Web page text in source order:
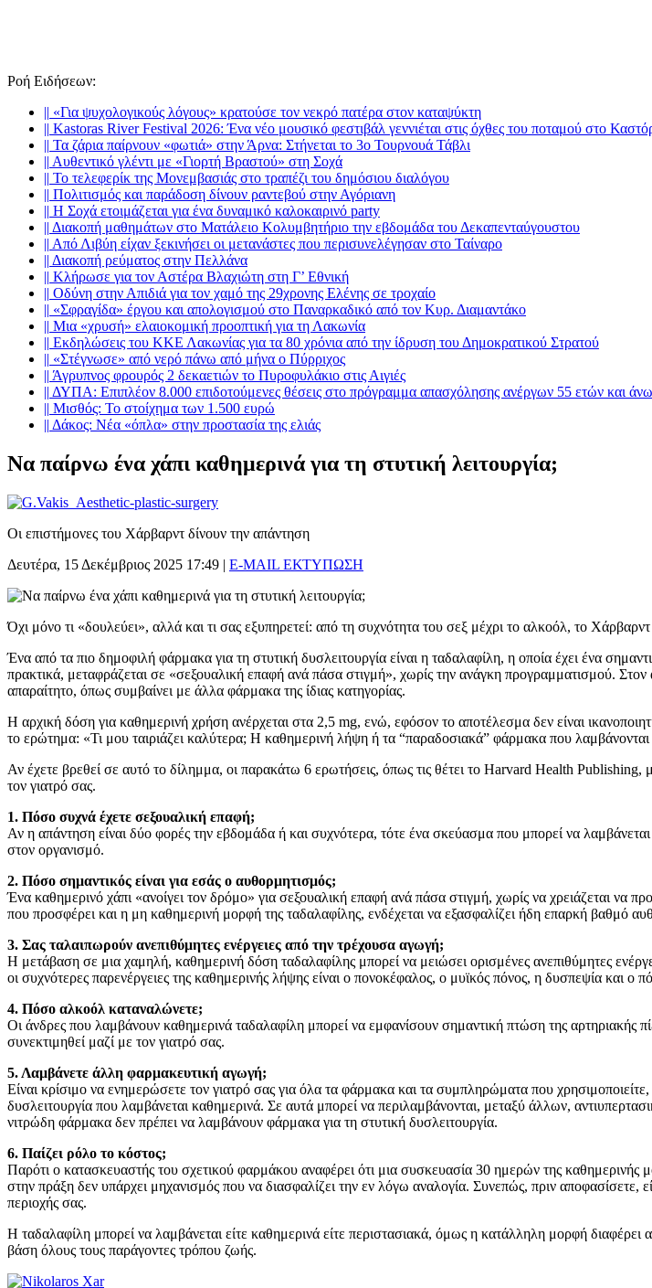
Ροή Ειδήσεων:
|| «Για ψυχολογικούς λόγους» κρατούσε τον νεκρό πατέρα στον καταψύκτη
|| Kastoras River Festival 2026: Ένα νέο μουσικό φεστιβάλ γεννιέται στις όχθες του ποταμού στο
|| Τα ζάρια παίρνουν «φωτιά» στην Άρνα: Στήνεται το 3ο Τουρνουά Τάβλι
|| Αυθεντικό γλέντι με «Γιορτή Βραστού» στη Σοχά
|| Το τελεφερίκ της Μονεμβασιάς στο τραπέζι του δημόσιου διαλόγου
|| Πολιτισμός και παράδοση δίνουν ραντεβού στην Αγόριανη
|| Η Σοχά ετοιμάζεται για ένα δυναμικό καλοκαιρινό party
|| Διακοπή μαθημάτων στο Ματάλειο Κολυμβητήριο την εβδομάδα του Δεκαπενταύγουστου
|| Από Λιβύη είχαν ξεκινήσει οι μετανάστες που περισυνελέγησαν στο Ταίναρο
|| Διακοπή ρεύματος στην Πελλάνα
|| Κλήρωσε για τον Αστέρα Βλαχιώτη στη Γ’ Εθνική
|| Οδύνη στην Απιδιά για τον χαμό της 29χρονης Ελένης σε τροχαίο
|| «Σφραγίδα» έργου και απολογισμού στο Παναρκαδικό από τον Κυρ. Διαμαντάκο
|| Μια «χρυσή» ελαιοκομική προοπτική για τη Λακωνία
|| Εκδηλώσεις του ΚΚΕ Λακωνίας για τα 80 χρόνια από την ίδρυση του Δημοκρατικού Στρατού
|| «Στέγνωσε» από νερό πάνω από μήνα ο Πύρριχος
|| Άγρυπνος φρουρός 2 δεκαετιών το Πυροφυλάκιο στις Αιγιές
|| ΔΥΠΑ: Επιπλέον 8.000 επιδοτούμενες θέσεις στο πρόγραμμα απασχόλησης ανέργων 55 ετών και άνω
|| Μισθός: Το στοίχημα των 1.500 ευρώ
|| Δάκος: Νέα «όπλα» στην προστασία της ελιάς
Να παίρνω ένα χάπι καθημερινά για τη στυτική λειτουργία;
Οι επιστήμονες του Χάρβαρντ δίνουν την απάντηση
Δευτέρα, 15 Δεκέμβριος 2025 17:49 | E-MAIL ΕΚΤΥΠΩΣΗ
Όχι μόνο τι «δουλεύει», αλλά και τι σας εξυπηρετεί: από τη συχνότητα του σεξ μέχρι το αλκοόλ, το Χάρβαρντ
Ένα από τα πιο δημοφιλή φάρμακα για τη στυτική δυσλειτουργία είναι η ταδαλαφίλη, η οποία έχει ένα
πρακτικά, μεταφράζεται σε «σεξουαλική επαφή ανά πάσα στιγμή», χωρίς την ανάγκη προγραμματισμού. Στον
απαραίτητο, όπως συμβαίνει με άλλα φάρμακα της ίδιας κατηγορίας.
Η αρχική δόση για καθημερινή χρήση ανέρχεται στα 2,5 mg, ενώ, εφόσον το αποτέλεσμα δεν είναι
το ερώτημα: «Τι μου ταιριάζει καλύτερα; Η καθημερινή λήψη ή τα “παραδοσιακά” φάρμακα που λαμβάνονται
Αν έχετε βρεθεί σε αυτό το δίλημμα, οι παρακάτω 6 ερωτήσεις, όπως τις θέτει το Harvard Health
τον γιατρό σας.
1. Πόσο συχνά έχετε σεξουαλική επαφή;
Αν η απάντηση είναι δύο φορές την εβδομάδα ή και συχνότερα, τότε ένα σκεύασμα που μπορεί να
στον οργανισμό.
2. Πόσο σημαντικός είναι για εσάς ο αυθορμητισμός;
Ένα καθημερινό χάπι «ανοίγει τον δρόμο» για σεξουαλική επαφή ανά πάσα στιγμή, χωρίς να χρειάζεται
που προσφέρει και η μη καθημερινή μορφή της ταδαλαφίλης, ενδέχεται να εξασφαλίζει ήδη επαρκή βαθμό
3. Σας ταλαιπωρούν ανεπιθύμητες ενέργειες από την τρέχουσα αγωγή;
Η μετάβαση σε μια χαμηλή, καθημερινή δόση ταδαλαφίλης μπορεί να μειώσει ορισμένες ανεπιθύμητες
οι συχνότερες παρενέργειες της καθημερινής λήψης είναι ο πονοκέφαλος, ο μυϊκός πόνος, η δυσπεψία και ο
4. Πόσο αλκοόλ καταναλώνετε;
Οι άνδρες που λαμβάνουν καθημερινά ταδαλαφίλη μπορεί να εμφανίσουν σημαντική πτώση της
συνεκτιμηθεί μαζί με τον γιατρό σας.
5. Λαμβάνετε άλλη φαρμακευτική αγωγή;
Είναι κρίσιμο να ενημερώσετε τον γιατρό σας για όλα τα φάρμακα και τα συμπληρώματα που
δυσλειτουργία που λαμβάνεται καθημερινά. Σε αυτά μπορεί να περιλαμβάνονται, μεταξύ άλλων,
νιτρώδη φάρμακα δεν πρέπει να λαμβάνουν φάρμακα για τη στυτική δυσλειτουργία.
6. Παίζει ρόλο το κόστος;
Παρότι ο κατασκευαστής του σχετικού φαρμάκου αναφέρει ότι μια συσκευασία 30 ημερών της
στην πράξη δεν υπάρχει μηχανισμός που να διασφαλίζει την εν λόγω αναλογία. Συνεπώς, πριν αποφασίσετε,
περιοχής σας.
Η ταδαλαφίλη μπορεί να λαμβάνεται είτε καθημερινά είτε περιστασιακά, όμως η κατάλληλη μορφή
βάση όλους τους παράγοντες τρόπου ζωής.